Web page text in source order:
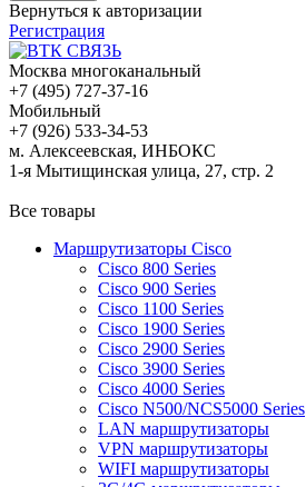
Вернуться к авторизации
Регистрация
Москва многоканальный
+7 (495) 727-37-16
Мобильный
+7 (926) 533-34-53
м. Алексеевская, ИНБОКС
1-я Мытищинская улица, 27, стр. 2
Все товары
Маршрутизаторы Cisco
Cisco 800 Series
Cisco 900 Series
Cisco 1100 Series
Cisco 1900 Series
Cisco 2900 Series
Cisco 3900 Series
Cisco 4000 Series
Cisco N500/NCS5000 Series
LAN маршрутизаторы
VPN маршрутизаторы
WIFI маршрутизаторы